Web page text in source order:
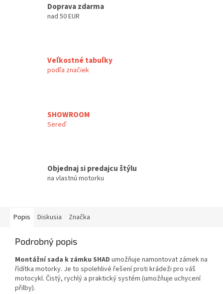
Doprava zdarma
nad 50 EUR
Veľkostné tabuľky
podľa značiek
SHOWROOM
Sereď
Objednaj si predajcu štýlu
na vlastnú motorku
Popis Diskusia Značka
Podrobný popis
Montážní sada k zámku SHAD umožňuje namontovat zámek na
řídítka motorky. Je to spolehlivé řešení proti krádeži pro váš
motocykl. Čistý, rychlý a praktický systém (umožňuje uchycení
přilby).